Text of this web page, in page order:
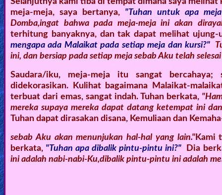
Testimonies
Evangelism
Documentaries
Islam
Other
meja-meja, saya bertanya, "Tuhan untuk apa
Domba,ingat bahwa pada meja-meja ini akan
terhitung banyaknya, dan tak dapat melihat
mengapa ada Malaikat pada setiap meja dan kursi?"
ini, dan bersiap pada setiap meja sebab Aku telah
Saudara/iku, meja-meja itu sangat
didekorasikan. Kulihat bagaimana Malaikat-
terbuat dari emas, sangat indah. Tuhan berkata,
mereka supaya mereka dapat datang ketempat ini
Tuhan dapat dirasakan disana, Kemuliaan dan
sebab Aku akan menunjukan hal-hal yang lain."Kami
berkata, "Tuhan apa dibalik pintu-pintu ini?" Dia
ini adalah nabi-nabi-Ku,dibalik pintu-pintu ini adalah